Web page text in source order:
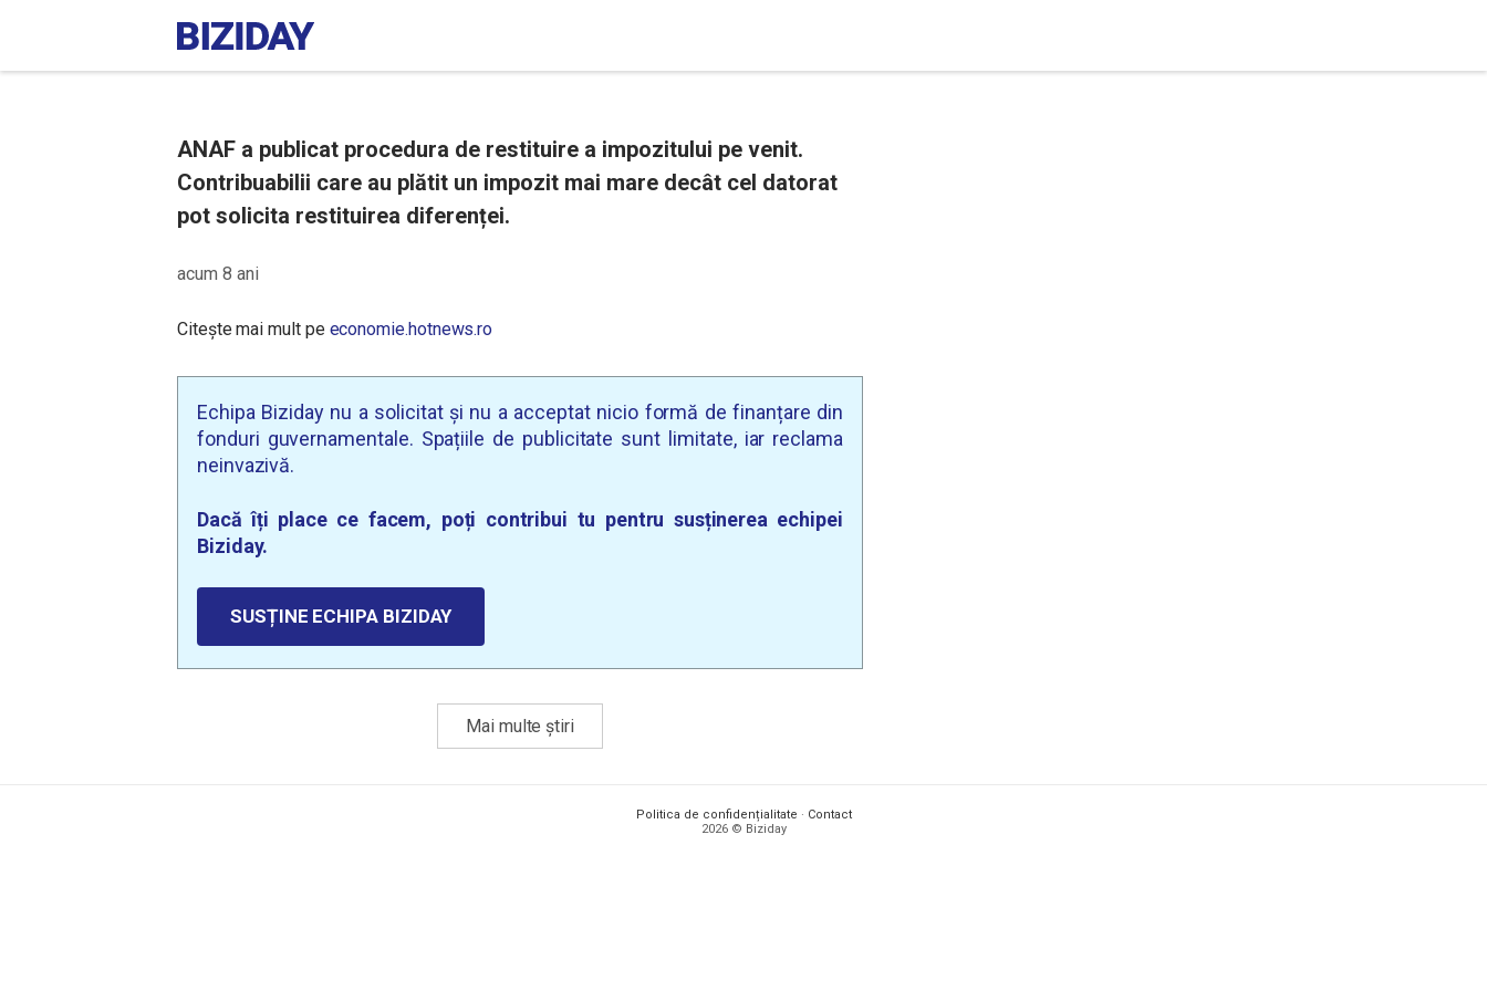
ANAF a publicat procedura de restituire a impozitului pe venit.
Contribuabilii care au plătit un impozit mai mare decât cel datorat
pot solicita restituirea diferenței.
acum 8 ani
Citește mai mult pe economie.hotnews.ro
Echipa Biziday nu a solicitat și nu a acceptat nicio formă de finanțare din
fonduri guvernamentale. Spațiile de publicitate sunt limitate, iar reclama
neinvazivă.
Dacă îți place ce facem, poți contribui tu pentru susținerea echipei
Biziday.
SUSȚINE ECHIPA BIZIDAY
Mai multe știri
Politica de confidențialitate · Contact
2026 © Biziday